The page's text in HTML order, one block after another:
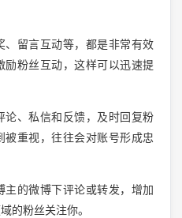
、留言互动等，都是非常有效
励粉丝互动，这样可以迅速提
论、私信和反馈，及时回复粉
被重视，往往会对账号形成忠
的微博下评论或转发，增加
的粉丝关注你。